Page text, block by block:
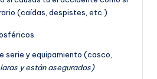
(caídas, despistes, etc.)
serie y equipamiento (casco,
y están asegurados)